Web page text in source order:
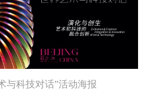
与科技对话”活动海报